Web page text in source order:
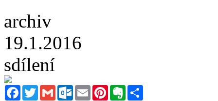
archiv
19.1.2016
sdílení
FacebookTwitterGmail Outlook.com
Email PinterestEvernote